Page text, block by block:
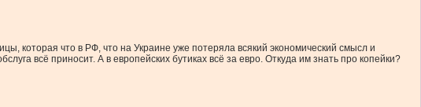
которая что в РФ, что на Украине уже потеряла всякий экономический смысл и
всё приносит. А в европейских бутиках всё за евро. Откуда им знать про копейки?